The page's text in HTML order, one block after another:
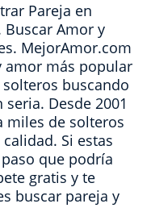
Pareja en
Amor y
MejorAmor.com
amor más popular
buscando
Desde 2001
miles de solteros
Si estas
que podría
gratis y te
buscar pareja y